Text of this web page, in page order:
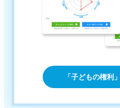
「子どもの権利